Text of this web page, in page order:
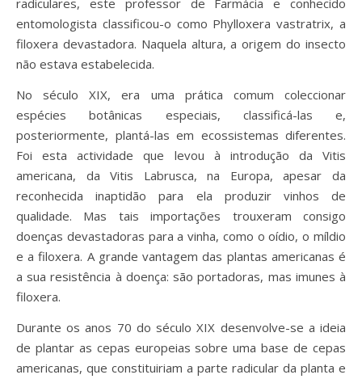
entomologista classificou-o como Phylloxera vastratrix, a
filoxera devastadora. Naquela altura, a origem do insecto
não estava estabelecida.
No século XIX, era uma prática comum coleccionar
espécies botânicas especiais, classificá-las e,
posteriormente, plantá-las em ecossistemas diferentes.
Foi esta actividade que levou à introdução da Vitis
americana, da Vitis Labrusca, na Europa, apesar da
reconhecida inaptidão para ela produzir vinhos de
qualidade. Mas tais importações trouxeram consigo
doenças devastadoras para a vinha, como o oídio, o míldio
e a filoxera. A grande vantagem das plantas americanas é
a sua resistência à doença: são portadoras, mas imunes à
filoxera.
Durante os anos 70 do século XIX desenvolve-se a ideia
de plantar as cepas europeias sobre uma base de cepas
americanas, que constituiriam a parte radicular da planta e